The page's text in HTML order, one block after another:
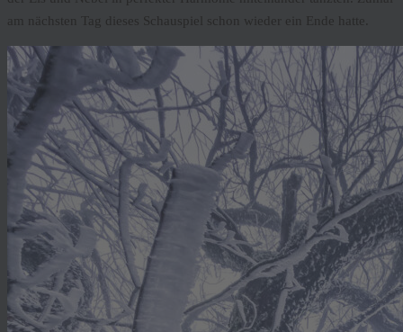
am nächsten Tag dieses Schauspiel schon wieder ein Ende hatte.